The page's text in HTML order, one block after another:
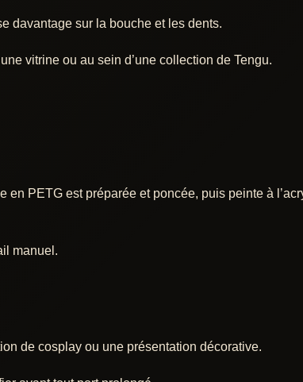
davantage sur la bouche et les dents.
vitrine ou au sein d’une collection de Tengu.
PETG est préparée et poncée, puis peinte à
manuel.
de cosplay ou une présentation décorative.